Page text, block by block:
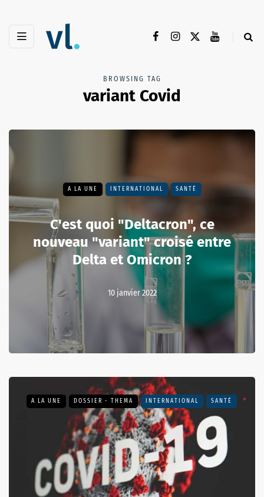
BROWSING TAG
variant Covid
A LA UNE INTERNATIONAL SANTÉ
C'est quoi "Deltacron", ce
nouveau "variant" croisé entre
Delta et Omicron ?
10 janvier 2022
A LA UNE DOSSIER - THEMA INTERNATIONAL SANTÉ